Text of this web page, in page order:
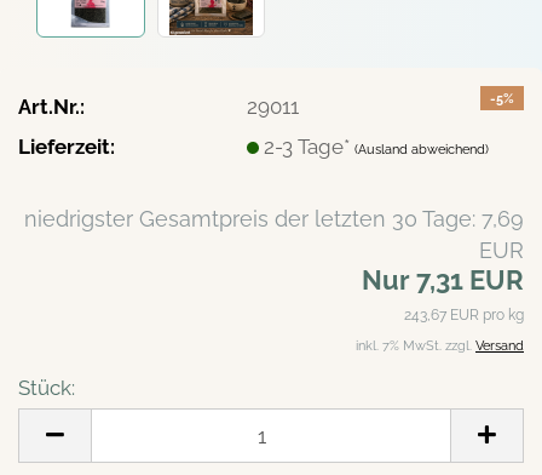
-5%
Art.Nr.:
29011
Lieferzeit:
2-3 Tage*(Ausland abweichend)
niedrigster Gesamtpreis der letzten 30 Tage: 7,69
EUR
Nur 7,31 EUR
243,67 EUR pro kg
inkl. 7% MwSt. zzgl. Versand
Stück: